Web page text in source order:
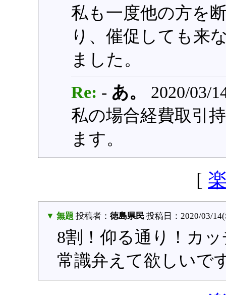
私も一度他の方を
り、催促しても来
ました。
Re: - あ。
2020/03/
私の場合経費取引
ます。
[
▼ 無題 投稿者： 徳島県民 投稿日：2020/03/
8割！仰る通り！カ
常識弁えて欲しいで